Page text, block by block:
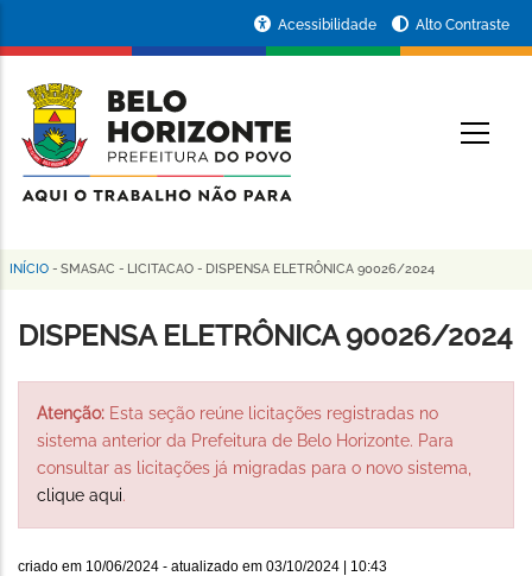
conteúdo
principal
da
Prefeitura
de
Horizonte
Acessibilidade Alto Contraste
Trilha
de
INÍCIO - SMASAC - LICITACAO - DISPENSA ELETRÔNICA 90026/2024
DISPENSA ELETRÔNICA 90026/2024
Atenção: Esta seção reúne licitações registradas no
sistema anterior da Prefeitura de Belo Horizonte. Para
consultar as licitações já migradas para o novo sistema,
clique aqui.
criado em 10/06/2024 - atualizado em 03/10/2024 | 10:43